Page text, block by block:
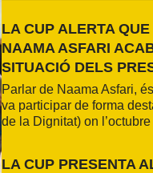
LA CUP ALERTA
NAAMA ASFARI
SITUACIÓ DELS
Parlar de Naama Asfari,
va participar de forma
de la Dignitat) on
LA CUP PRESENTA